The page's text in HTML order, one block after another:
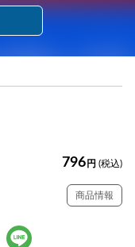
796 円 (税込)
商品情報